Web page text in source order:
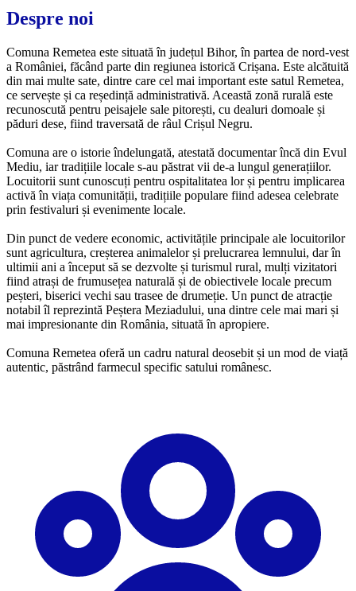
Despre noi
Comuna Remetea este situată în județul Bihor, în partea de nord-vest
a României, făcând parte din regiunea istorică Crișana. Este alcătuită
din mai multe sate, dintre care cel mai important este satul Remetea,
ce servește și ca reședință administrativă. Această zonă rurală este
recunoscută pentru peisajele sale pitorești, cu dealuri domoale și
păduri dese, fiind traversată de râul Crișul Negru.
Comuna are o istorie îndelungată, atestată documentar încă din Evul
Mediu, iar tradițiile locale s-au păstrat vii de-a lungul generațiilor.
Locuitorii sunt cunoscuți pentru ospitalitatea lor și pentru implicarea
activă în viața comunității, tradițiile populare fiind adesea celebrate
prin festivaluri și evenimente locale.
Din punct de vedere economic, activitățile principale ale locuitorilor
sunt agricultura, creșterea animalelor și prelucrarea lemnului, dar în
ultimii ani a început să se dezvolte și turismul rural, mulți vizitatori
fiind atrași de frumusețea naturală și de obiectivele locale precum
peșteri, biserici vechi sau trasee de drumeție. Un punct de atracție
notabil îl reprezintă Peștera Meziadului, una dintre cele mai mari și
mai impresionante din România, situată în apropiere.
Comuna Remetea oferă un cadru natural deosebit și un mod de viață
autentic, păstrând farmecul specific satului românesc.